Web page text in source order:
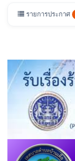
รายการประกาศ